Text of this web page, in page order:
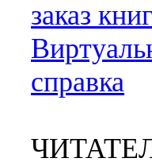
заказ
справка